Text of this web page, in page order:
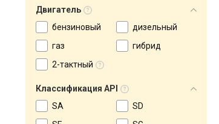
Двигатель
бензиновый
дизельный
газ
гибрид
2-тактный
Классификация API
SA
SD